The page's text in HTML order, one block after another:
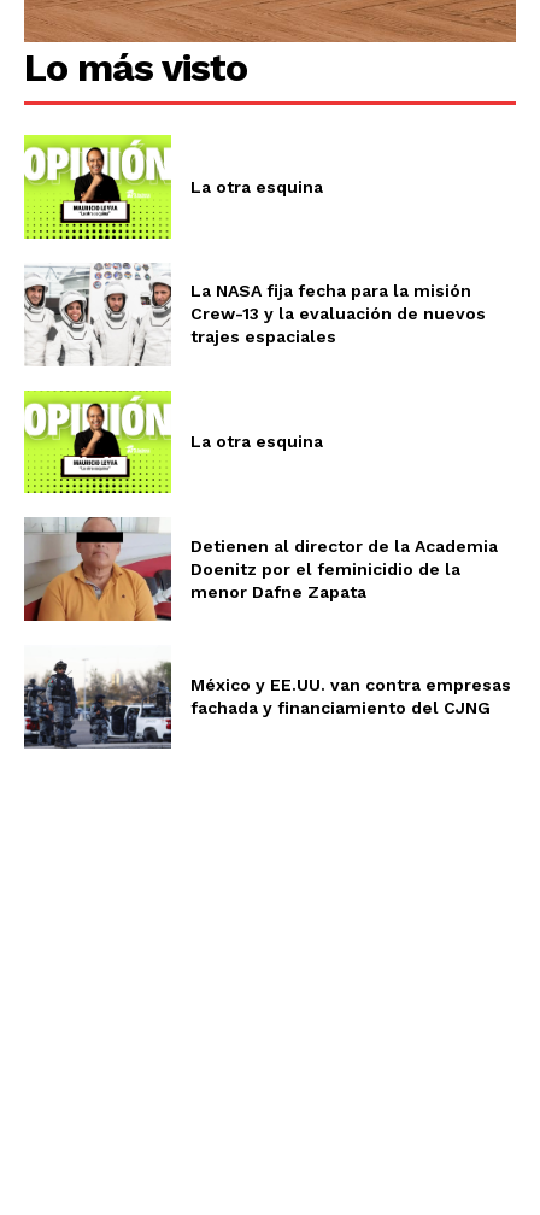
Lo más visto
La otra esquina
La NASA fija fecha para la misión
Crew-13 y la evaluación de nuevos
trajes espaciales
La otra esquina
Detienen al director de la Academia
Doenitz por el feminicidio de la
menor Dafne Zapata
México y EE.UU. van contra empresas
fachada y financiamiento del CJNG